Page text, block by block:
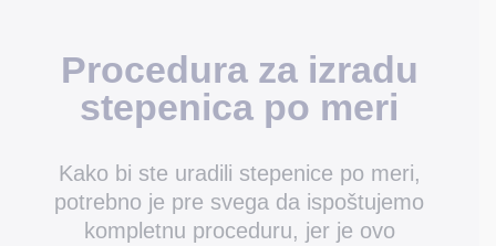
Procedura za izradu
stepenica po meri
Kako bi ste uradili stepenice po meri,
potrebno je pre svega da ispoštujemo
kompletnu proceduru, jer je ovo